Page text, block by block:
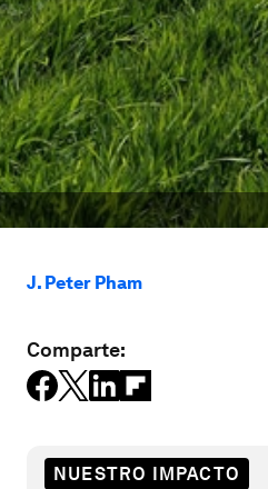
J. Peter Pham
Comparte:
NUESTRO IMPACTO